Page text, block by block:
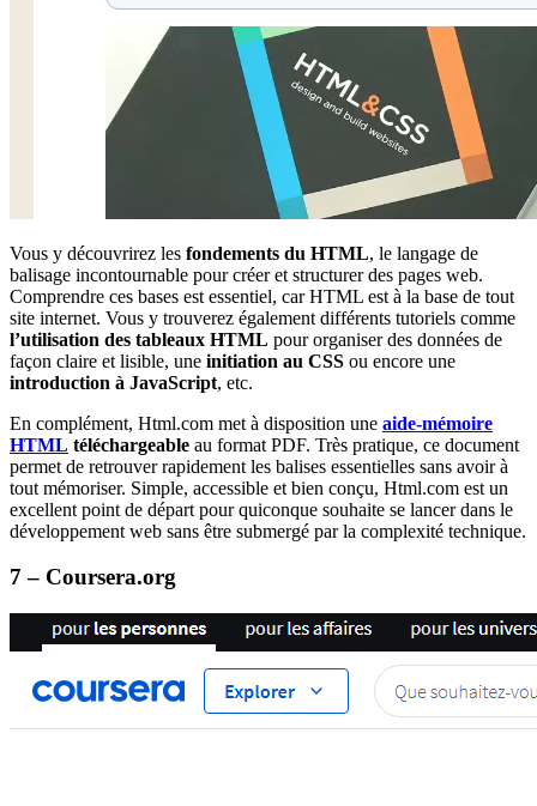
Vous y découvrirez les fondements du HTML, le langage de
balisage incontournable pour créer et structurer des pages web.
Comprendre ces bases est essentiel, car HTML est à la base de tout
site internet. Vous y trouverez également différents tutoriels comme
l’utilisation des tableaux HTML pour organiser des données de
façon claire et lisible, une initiation au CSS ou encore une
introduction à JavaScript, etc.
En complément, Html.com met à disposition une aide-mémoire
HTML téléchargeable au format PDF. Très pratique, ce document
permet de retrouver rapidement les balises essentielles sans avoir à
tout mémoriser. Simple, accessible et bien conçu, Html.com est un
excellent point de départ pour quiconque souhaite se lancer dans le
développement web sans être submergé par la complexité technique.
7 – Coursera.org